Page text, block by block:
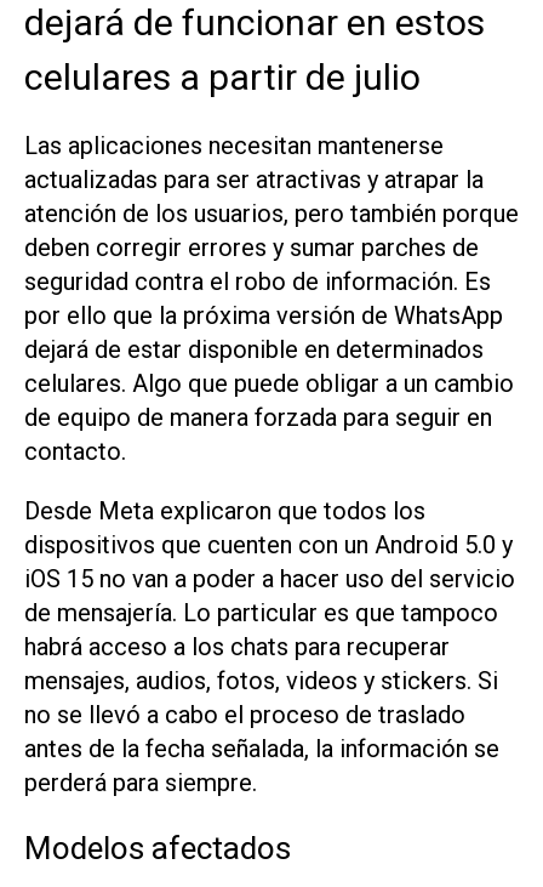
dejará de funcionar en estos
celulares a partir de julio
Las aplicaciones necesitan mantenerse
actualizadas para ser atractivas y atrapar la
atención de los usuarios, pero también porque
deben corregir errores y sumar parches de
seguridad contra el robo de información. Es
por ello que la próxima versión de WhatsApp
dejará de estar disponible en determinados
celulares. Algo que puede obligar a un cambio
de equipo de manera forzada para seguir en
contacto.
Desde Meta explicaron que todos los
dispositivos que cuenten con un Android 5.0 y
iOS 15 no van a poder a hacer uso del servicio
de mensajería. Lo particular es que tampoco
habrá acceso a los chats para recuperar
mensajes, audios, fotos, videos y stickers. Si
no se llevó a cabo el proceso de traslado
antes de la fecha señalada, la información se
perderá para siempre.
Modelos afectados